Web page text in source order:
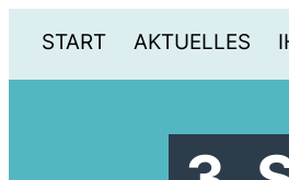
START AKTUELLES